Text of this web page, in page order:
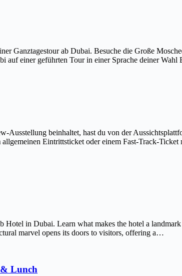
Ganztagestour ab Dubai. Besuche die Große
auf einer geführten Tour in einer Sprache deiner
Ausstellung beinhaltet, hast du von der
Eintrittsticket oder einem Fast-Track-
in Dubai. Learn what makes the hotel a
marvel opens its doors to visitors, offering a…
Lunch